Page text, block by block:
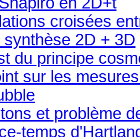
croisées
synthèse 2D + 3D
du principe
sur les
et problème
temps